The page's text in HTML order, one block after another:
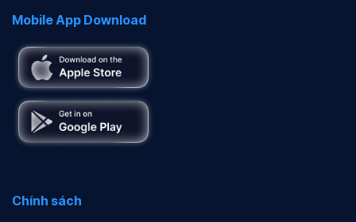
Mobile App Download
Chính sách